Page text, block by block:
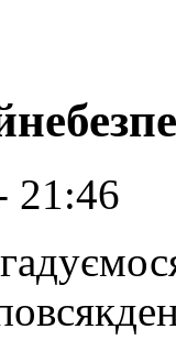
21:46